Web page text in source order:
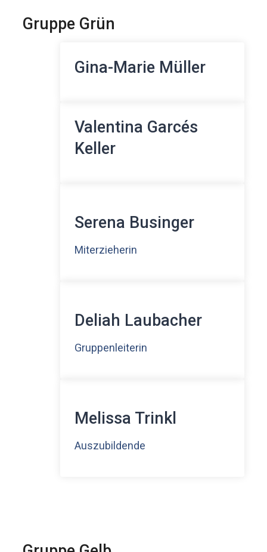
Gruppe Grün
Gina-Marie Müller
Valentina Garcés
Keller
Serena Businger
Miterzieherin
Deliah Laubacher
Gruppenleiterin
Melissa Trinkl
Auszubildende